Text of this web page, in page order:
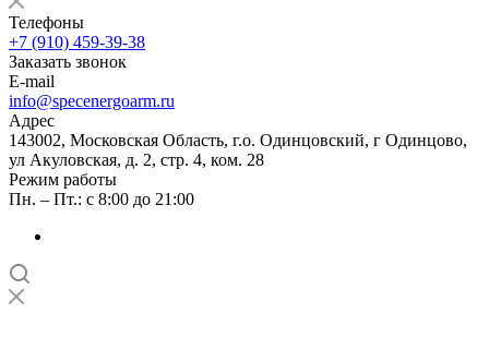
Телефоны
+7 (910) 459-39-38
Заказать звонок
E-mail
info@specenergoarm.ru
Адрес
143002, Московская Область, г.о. Одинцовский, г Одинцово,
ул Акуловская, д. 2, стр. 4, ком. 28
Режим работы
Пн. – Пт.: с 8:00 до 21:00